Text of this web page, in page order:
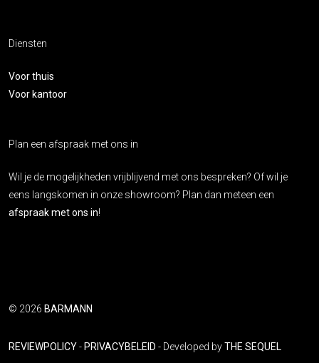
Diensten
Voor thuis
Voor kantoor
Plan een afspraak met ons in
Wil je de mogelijkheden vrijblijvend met ons bespreken? Of wil je
eens langskomen in onze showroom? Plan dan meteen een
afspraak met ons in!
© 2026 BARMANN
REVIEWPOLICY- PRIVACYBELEID - Developed byTHE SEQUEL